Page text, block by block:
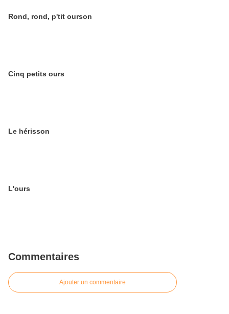
Rond, rond, p'tit ourson
Cinq petits ours
Le hérisson
L'ours
Commentaires
Ajouter un commentaire